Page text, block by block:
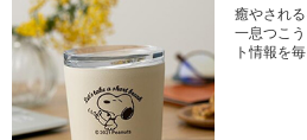
癒やされ
一息つこ
ト情報を